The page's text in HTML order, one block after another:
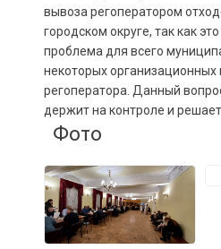
вывоза регоператором
городском округе, так как
проблема для всего
некоторых организационных
регоператора. Данный
держит на контроле и
Фото